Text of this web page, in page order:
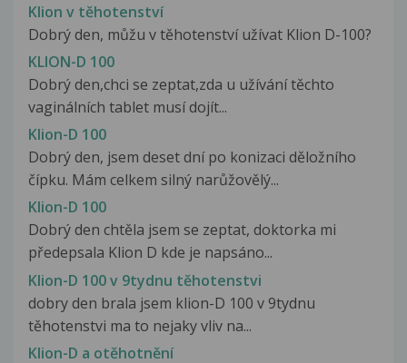
Klion v těhotenství
Dobrý den, můžu v těhotenství užívat Klion D-100?
KLION-D 100
Dobrý den,chci se zeptat,zda u užívání těchto
vaginálních tablet musí dojít...
Klion-D 100
Dobrý den, jsem deset dní po konizaci děložního
čípku. Mám celkem silný narůžovělý...
Klion-D 100
Dobrý den chtěla jsem se zeptat, doktorka mi
předepsala Klion D kde je napsáno...
Klion-D 100 v 9tydnu těhotenstvi
dobry den brala jsem klion-D 100 v 9tydnu
těhotenstvi ma to nejaky vliv na...
Klion-D a otěhotnění